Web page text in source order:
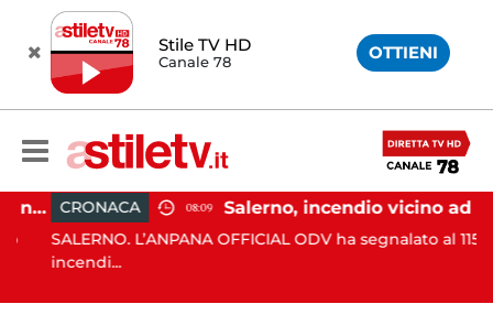
Stile TV HD
Canale 78 OTTIENI
Eboli, uomo aggredito nella notte: indagini in corso CRONACA 08:09 Salerno, incendio vicino ad un traliccio: tempestivi i soccorsi
SALERNO. L’ANPANA OFFICIAL ODV ha segnalato al 115 un
incendi...